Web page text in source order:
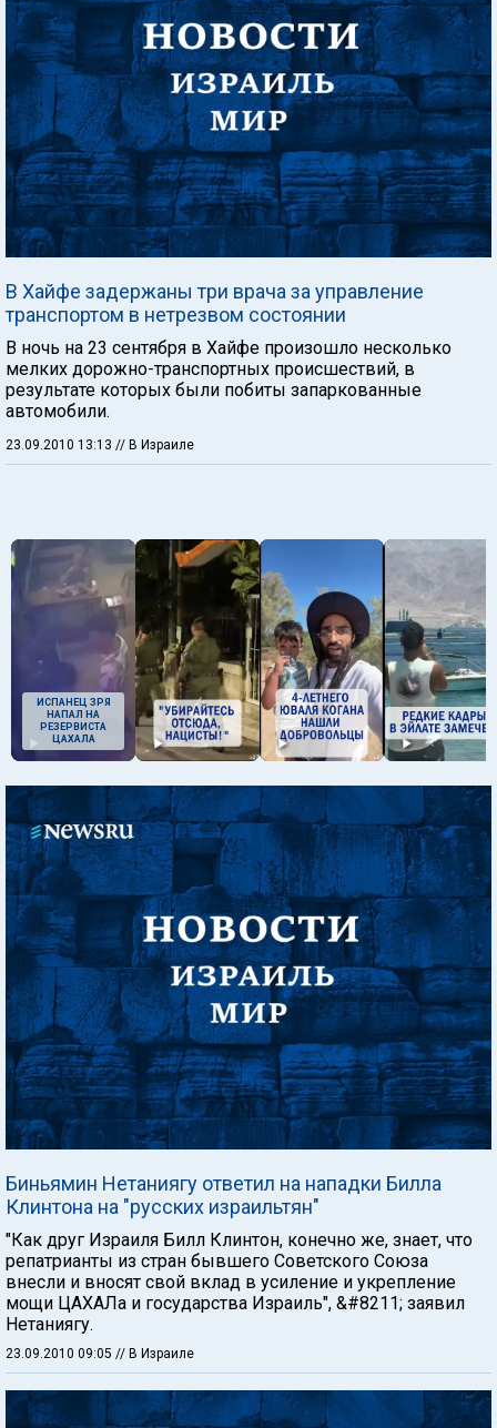
В Хайфе задержаны три врача за управление
транспортом в нетрезвом состоянии
В ночь на 23 сентября в Хайфе произошло несколько
мелких дорожно-транспортных происшествий, в
результате которых были побиты запаркованные
автомобили.
23.09.2010 13:13 // В Израиле
ИСПАНЕЦ ЗРЯ
НАПАЛ НА
РЕЗЕРВИСТА
ЦАХАЛА
Биньямин Нетаниягу ответил на нападки Билла
Клинтона на "русских израильтян"
"Как друг Израиля Билл Клинтон, конечно же, знает, что
репатрианты из стран бывшего Советского Союза
внесли и вносят свой вклад в усиление и укрепление
мощи ЦАХАЛа и государства Израиль", &#8211; заявил
Нетаниягу.
23.09.2010 09:05 // В Израиле